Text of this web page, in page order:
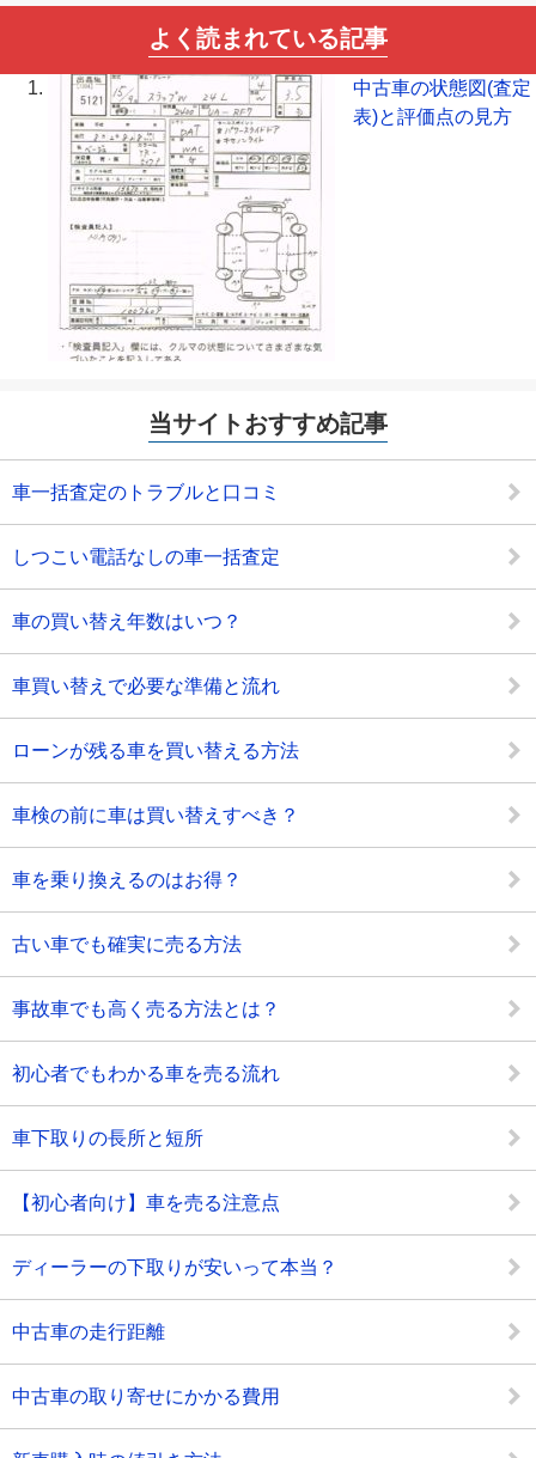
よく読まれている記事
中古車の状態図(査定
表)と評価点の見方
当サイトおすすめ記事
車一括査定のトラブルと口コミ
しつこい電話なしの車一括査定
車の買い替え年数はいつ？
車買い替えで必要な準備と流れ
ローンが残る車を買い替える方法
車検の前に車は買い替えすべき？
車を乗り換えるのはお得？
古い車でも確実に売る方法
事故車でも高く売る方法とは？
初心者でもわかる車を売る流れ
車下取りの長所と短所
【初心者向け】車を売る注意点
ディーラーの下取りが安いって本当？
中古車の走行距離
中古車の取り寄せにかかる費用